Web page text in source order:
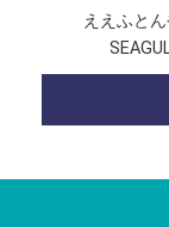
ええふと